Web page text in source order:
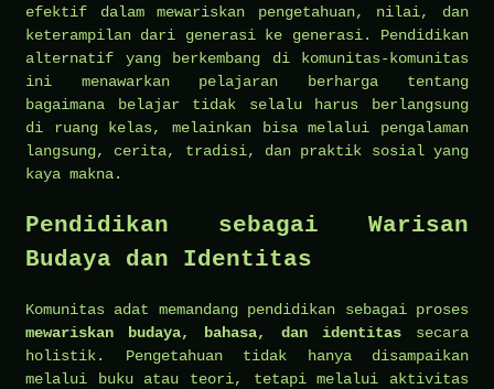
efektif dalam mewariskan pengetahuan, nilai, dan
keterampilan dari generasi ke generasi. Pendidikan
alternatif yang berkembang di komunitas-komunitas
ini menawarkan pelajaran berharga tentang
bagaimana belajar tidak selalu harus berlangsung
di ruang kelas, melainkan bisa melalui pengalaman
langsung, cerita, tradisi, dan praktik sosial yang
kaya makna.
Pendidikan sebagai Warisan
Budaya dan Identitas
Komunitas adat memandang pendidikan sebagai proses
mewariskan budaya, bahasa, dan identitassecara
holistik. Pengetahuan tidak hanya disampaikan
melalui buku atau teori, tetapi melalui aktivitas